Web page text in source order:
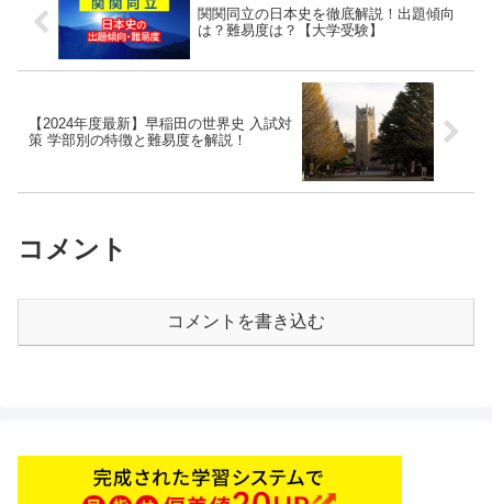
関関同立の日本史を徹底解説！出題傾向
は？難易度は？【大学受験】
【2024年度最新】早稲田の世界史 入試対
策 学部別の特徴と難易度を解説！
コメント
コメントを書き込む